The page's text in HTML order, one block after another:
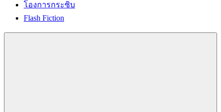
โองการกระซิบ
Flash Fiction